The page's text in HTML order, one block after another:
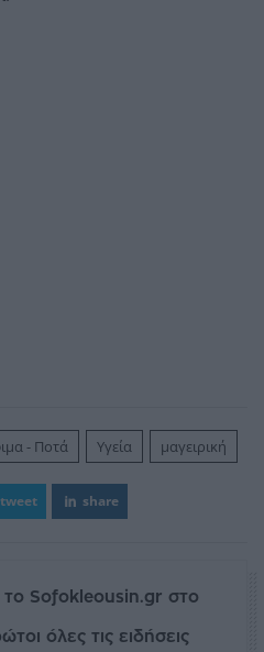
- Ποτά Υγεία μαγειρική
tweet share
Sofokleousin.gr στο
όλες τις ειδήσεις